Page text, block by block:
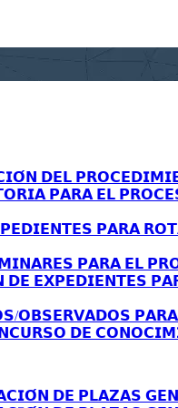
𝗗𝗘𝗟
𝗣𝗔𝗥𝗔 𝗘𝗟
𝗣𝗔𝗥𝗔
𝗣𝗔𝗥𝗔 𝗘𝗟
𝗘𝗫𝗣𝗘𝗗𝗜𝗘𝗡𝗧𝗘𝗦
𝗢𝗕𝗦𝗘𝗥𝗩𝗔𝗗𝗢𝗦
𝗗𝗘
𝗗𝗘 𝗣𝗟𝗔𝗭𝗔𝗦